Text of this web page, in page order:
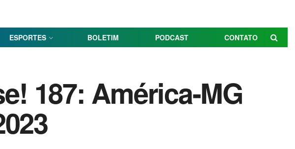
ESPORTES BOLETIM PODCAST CONTATO
187: América-MG